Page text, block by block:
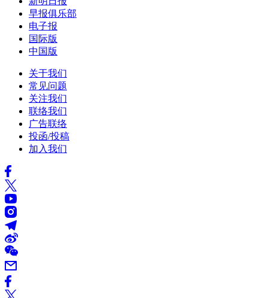
早报俱乐部
电子报
国际版
中国版
关于我们
常见问题
关注我们
联络我们
广告联络
投函/投稿
加入我们